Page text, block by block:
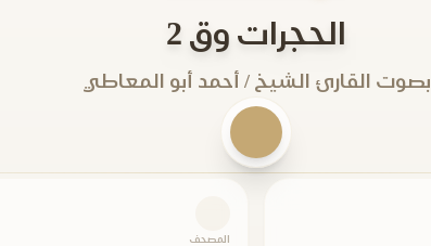
الحجرات وق 2
بصوت القارئ الشيخ / أحمد أبو المعاطي
المصحف